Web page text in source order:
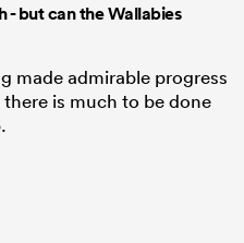
- but can the Wallabies
made admirable progress
is much to be done